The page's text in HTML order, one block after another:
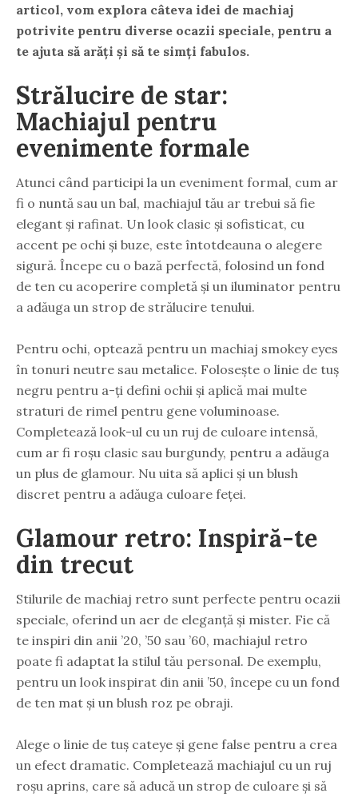
articol, vom explora câteva idei de machiaj
potrivite pentru diverse ocazii speciale, pentru a
te ajuta să arăți și să te simți fabulos.
Strălucire de star:
Machiajul pentru
evenimente formale
Atunci când participi la un eveniment formal, cum ar
fi o nuntă sau un bal, machiajul tău ar trebui să fie
elegant și rafinat. Un look clasic și sofisticat, cu
accent pe ochi și buze, este întotdeauna o alegere
sigură. Începe cu o bază perfectă, folosind un fond
de ten cu acoperire completă și un iluminator pentru
a adăuga un strop de strălucire tenului.
Pentru ochi, optează pentru un machiaj smokey eyes
în tonuri neutre sau metalice. Folosește o linie de tuș
negru pentru a-ți defini ochii și aplică mai multe
straturi de rimel pentru gene voluminoase.
Completează look-ul cu un ruj de culoare intensă,
cum ar fi roșu clasic sau burgundy, pentru a adăuga
un plus de glamour. Nu uita să aplici și un blush
discret pentru a adăuga culoare feței.
Glamour retro: Inspiră-te
din trecut
Stilurile de machiaj retro sunt perfecte pentru ocazii
speciale, oferind un aer de eleganță și mister. Fie că
te inspiri din anii ’20, ’50 sau ’60, machiajul retro
poate fi adaptat la stilul tău personal. De exemplu,
pentru un look inspirat din anii ’50, începe cu un fond
de ten mat și un blush roz pe obraji.
Alege o linie de tuș cateye și gene false pentru a crea
un efect dramatic. Completează machiajul cu un ruj
roșu aprins, care să aducă un strop de culoare și să